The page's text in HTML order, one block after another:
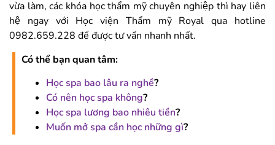
vừa làm, các khóa học thẩm mỹ chuyên nghiệp thì hay liên
hệ ngay với Học viện Thẩm mỹ Royal qua hotline
0982.659.228 để được tư vấn nhanh nhất.
Có thể bạn quan tâm:
Học spa bao lâu ra nghề?
Có nên học spa không?
Học spa lương bao nhiêu tiền?
Muốn mở spa cần học những gì?